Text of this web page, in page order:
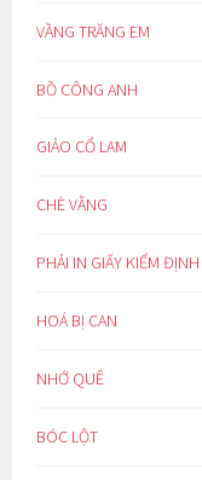
VẦNG TRĂNG EM
BỒ CÔNG ANH
GIẢO CỔ LAM
CHÈ VẰNG
PHẢI IN GIẤY KIỂM ĐỊNH
HOÁ BỊ CAN
NHỚ QUÊ
BÓC LỘT